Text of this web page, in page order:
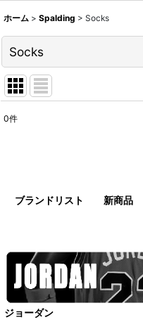
ホーム > Spalding > Socks
Socks
0件
ブランドリスト 新商品
ジョーダン